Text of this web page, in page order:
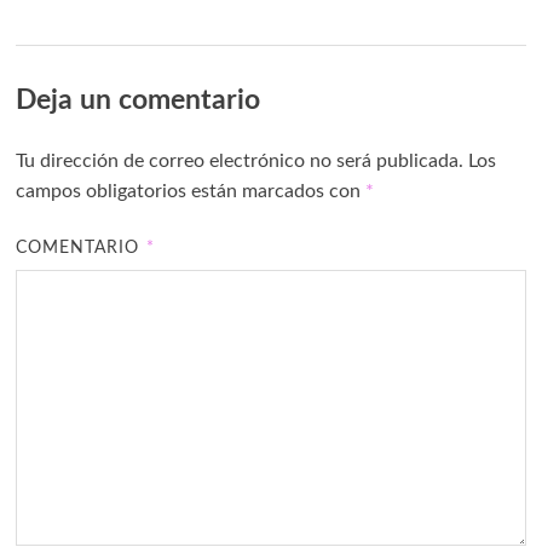
Deja un comentario
Tu dirección de correo electrónico no será publicada. Los
campos obligatorios están marcados con *
COMENTARIO *